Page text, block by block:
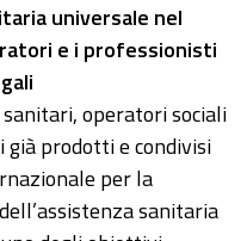
universale nel
e i professionisti
operatori sociali
prodotti e condivisi
per la
sanitaria